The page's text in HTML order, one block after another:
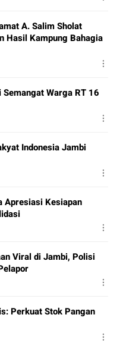
A. Salim Sholat
Hasil Kampung Bahagia
Warga RT 16
Indonesia Jambi
Apresiasi Kesiapan
Viral di Jambi, Polisi
Perkuat Stok Pangan